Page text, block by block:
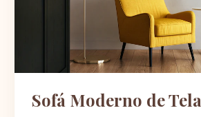
Sofá Moderno de Tela